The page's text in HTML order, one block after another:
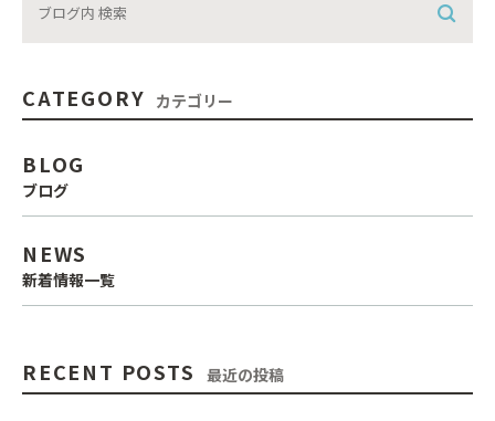
CATEGORY カテゴリー
BLOG
ブログ
NEWS
新着情報一覧
RECENT POSTS 最近の投稿